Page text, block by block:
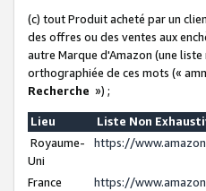
(c) tout Produit acheté par un
des offres ou des ventes aux
autre Marque d'Amazon (une
orthographiée de ces mots («
Recherche ») ;
Lieu
Liste Non
Royaume-
Uni
https://
France
https://